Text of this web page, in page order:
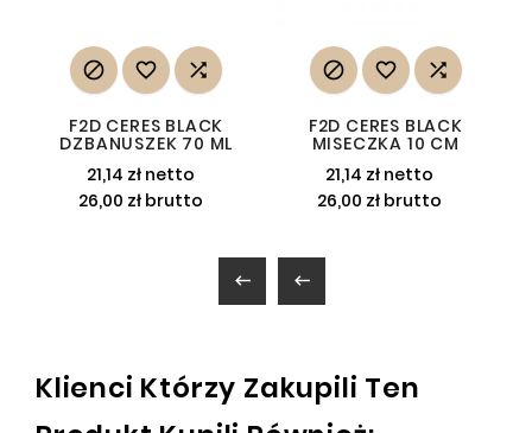
  
F2D CERES BLACK
DZBANUSZEK 70 ML
21,14 zł netto
26,00 zł brutto
  
F2D CERES BLACK
MISECZKA 10 CM
21,14 zł netto
26,00 zł brutto
 
Klienci Którzy Zakupili Ten